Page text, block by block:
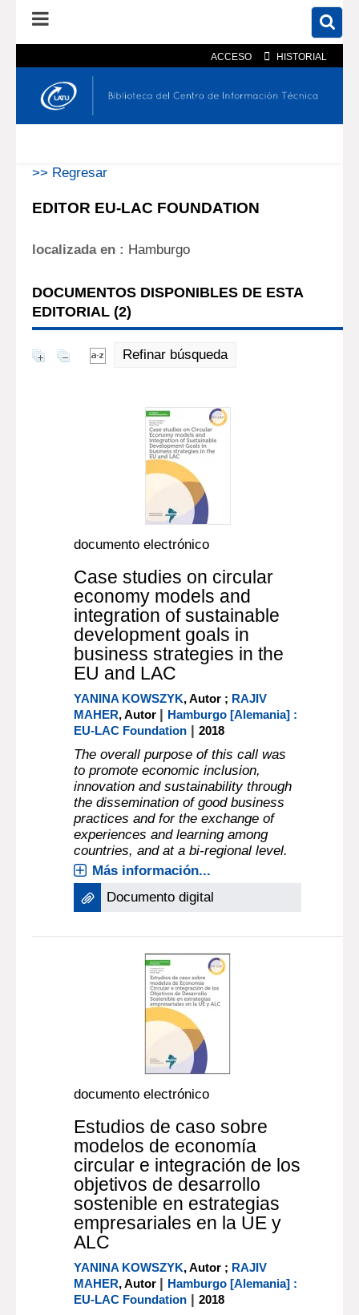
ACCESO HISTORIAL
En el catálogo En el sitio
>> Regresar
EDITOR EU-LAC FOUNDATION
localizada en : Hamburgo
DOCUMENTOS DISPONIBLES DE ESTA
EDITORIAL (2)
Refinar búsqueda
documento electrónico
Case studies on circular
economy models and
integration of sustainable
development goals in
business strategies in the
EU and LAC
YANINA KOWSZYK, Autor ; RAJIV
MAHER, Autor | Hamburgo [Alemania] :
EU-LAC Foundation |2018
The overall purpose of this call was
to promote economic inclusion,
innovation and sustainability through
the dissemination of good business
practices and for the exchange of
experiences and learning among
countries, and at a bi-regional level.
Más información...
Documento digital
documento electrónico
Estudios de caso sobre
modelos de economía
circular e integración de los
objetivos de desarrollo
sostenible en estrategias
empresariales en la UE y
ALC
YANINA KOWSZYK, Autor ; RAJIV
MAHER, Autor | Hamburgo [Alemania] :
EU-LAC Foundation |2018